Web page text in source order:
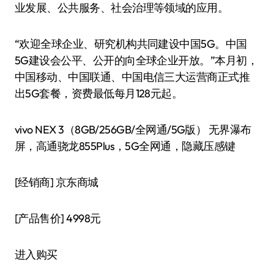
业发展、公共服务、社会治理等领域的应用。
“欢迎全球企业、研究机构共同建设中国5G。中国
5G建设会公平、公开的向全球企业开放。”本月初，
中国移动、中国联通、中国电信三大运营商正式推
出5G套餐，资费最低每月128元起。
vivo NEX 3（8GB/256GB/全网通/5G版） 无界瀑布
屏，高通骁龙855Plus，5G全网通，隐藏压感键
[经销商]京东商城
[产品售价]4998元
进入购买